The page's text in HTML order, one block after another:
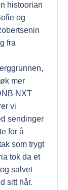
histoorian
og
fra
mer
NXT
vi
sendinger
for å
som trygt
tok da et
salvet
sitt hår.